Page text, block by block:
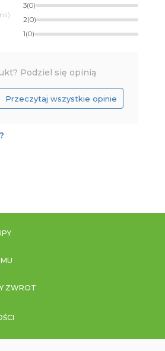
3(0)
2(0)
1(0)
Podziel się opinią
Przeczytaj wszystkie opinie
ZWROT